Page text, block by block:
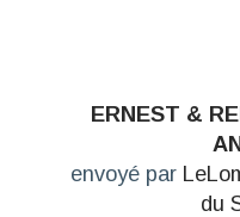
ERNEST &
envoyé par
du